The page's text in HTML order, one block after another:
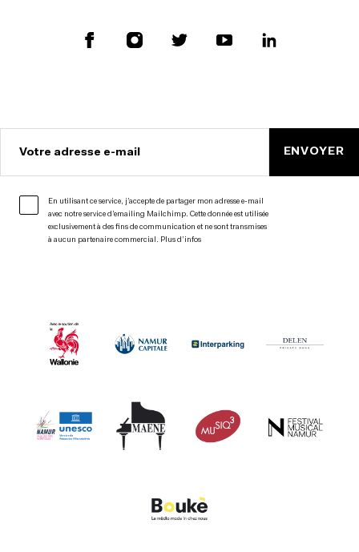
Votre adresse e-mail
En utilisant ce service, j’accepte de partager mon adresse e-mail
avec notre service d’emailing Mailchimp. Cette donnée est utilisée
exclusivement à des fins de communication et ne sont transmises
à aucun partenaire commercial. Plus d’infos
ENVOYER